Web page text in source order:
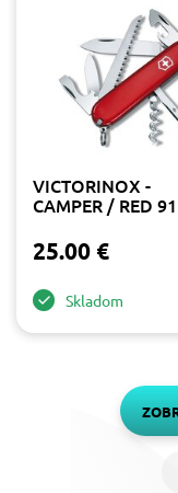
VICTORINOX -
CAMPER / RED
25.00 €
Skladom